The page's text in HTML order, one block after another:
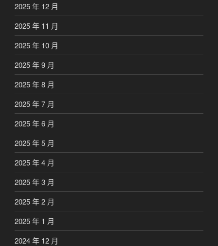
2025 年 12 月
2025 年 11 月
2025 年 10 月
2025 年 9 月
2025 年 8 月
2025 年 7 月
2025 年 6 月
2025 年 5 月
2025 年 4 月
2025 年 3 月
2025 年 2 月
2025 年 1 月
2024 年 12 月